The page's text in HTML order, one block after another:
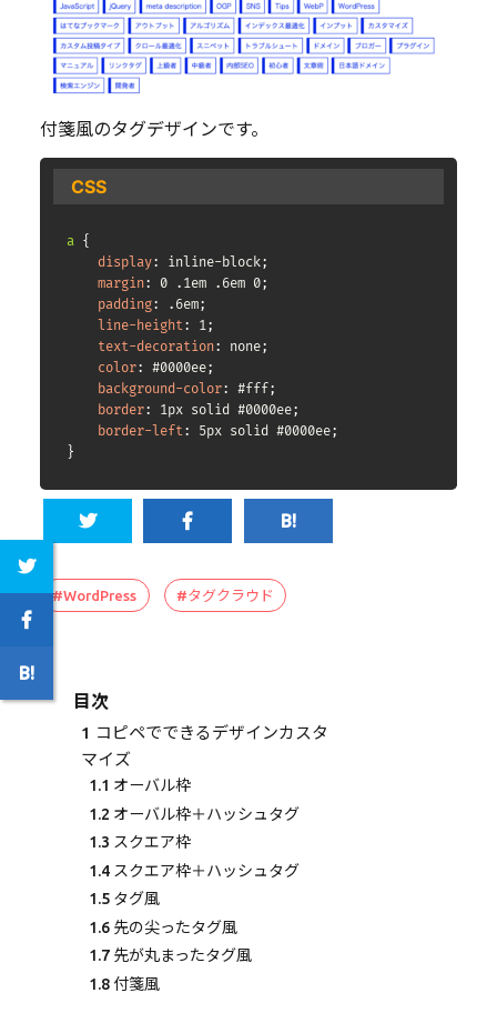
付箋風のタグデザインです。
CSS
a {
display: inline-block;
margin: 0 .1em .6em 0;
padding: .6em;
line-height: 1;
text-decoration: none;
color: #0000ee;
background-color: #fff;
border: 1px solid #0000ee;
border-left: 5px solid #0000ee;
}
#WordPress #タグクラウド
目次
1 コピペでできるデザインカスタ
マイズ
1.1 オーバル枠
1.2 オーバル枠＋ハッシュタグ
1.3 スクエア枠
1.4 スクエア枠＋ハッシュタグ
1.5 タグ風
1.6 先の尖ったタグ風
1.7 先が丸まったタグ風
1.8 付箋風